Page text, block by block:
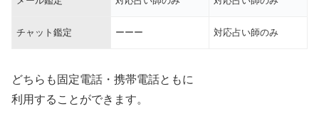
チャット鑑定 ーーー 対応占い師のみ
どちらも固定電話・携帯電話ともに
利用することができます。